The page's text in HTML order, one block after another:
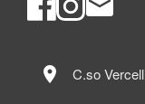
location_on C.so